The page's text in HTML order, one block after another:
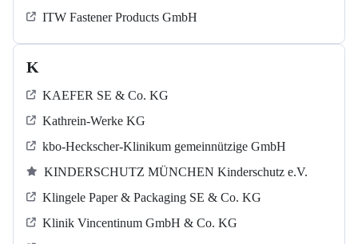
ITW Fastener Products GmbH
K
KAEFER SE & Co. KG
Kathrein-Werke KG
kbo-Heckscher-Klinikum gemeinnützige GmbH
KINDERSCHUTZ MÜNCHEN Kinderschutz e.V.
Klingele Paper & Packaging SE & Co. KG
Klinik Vincentinum GmbH & Co. KG